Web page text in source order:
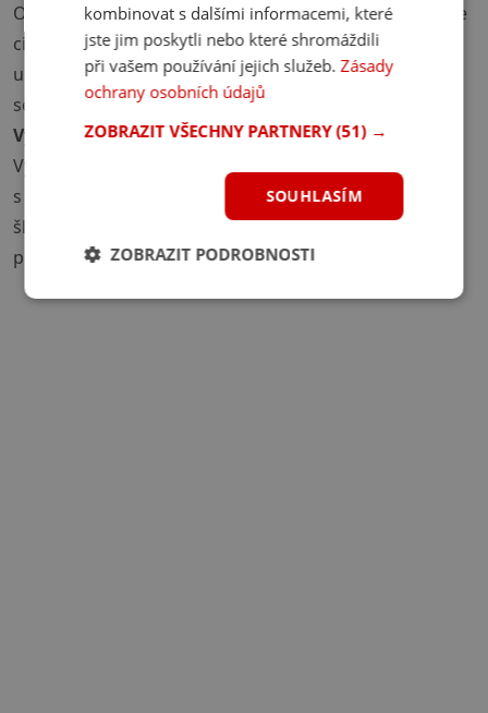
Obvykle jde ruku v ruce se správou sociálních sítí. Máte
cit pro jazyk? Pak začněte jako copywriter. Baví vás
upravovat fotografie, vytvářet letáčky a videa? Možná
se někomu budete hodit jako tvůrce grafiky.
Vytváření materiálů
Vystudovala jste pedagogiku, nebo máte zkušenosti
s tvořením vzdělávacích materiálů? Pak je nabídněte
školám, učitelům, nebo je umístěte na speciální
platformy ke koupi.
kombinovat s dalšími informacemi, které
jste jim poskytli nebo které shromáždili
při vašem používání jejich služeb.Zásady
ochrany osobních údajů
ZOBRAZIT VŠECHNY PARTNERY(51) →
SOUHLASÍM
ZOBRAZIT PODROBNOSTI